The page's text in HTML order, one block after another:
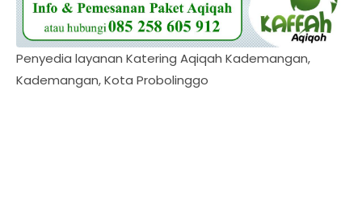
Penyedia layanan Katering Aqiqah Kademangan,
Kademangan, Kota Probolinggo